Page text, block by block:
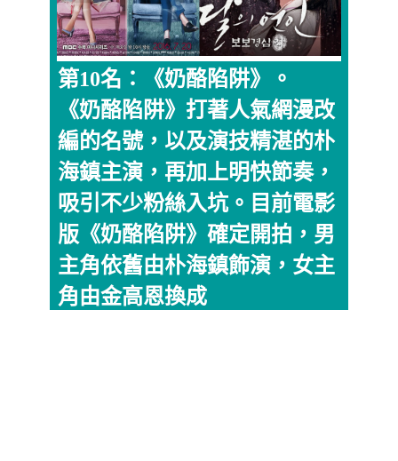
第10名：《奶酪陷阱》。
《奶酪陷阱》打著人氣網漫改
編的名號，以及演技精湛的朴
海鎮主演，再加上明快節奏，
吸引不少粉絲入坑。目前電影
版《奶酪陷阱》確定開拍，男
主角依舊由朴海鎮飾演，女主
角由金高恩換成